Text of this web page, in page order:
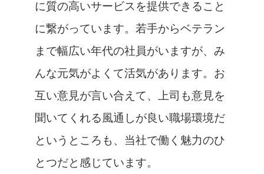
に質の高いサービスを提供できること
に繋がっています。若手からベテラン
まで幅広い年代の社員がいますが、み
んな元気がよくて活気があります。お
互い意見が言い合えて、上司も意見を
聞いてくれる風通しが良い職場環境だ
というところも、当社で働く魅力のひ
とつだと感じています。